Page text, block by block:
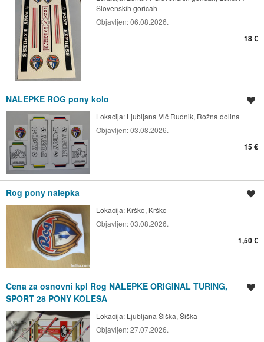
Slovenskih goricah
Objavljen:06.08.2026.
18 €
NALEPKE ROG pony kolo
Lokacija: Ljubljana Vič Rudnik, Rožna dolina
Objavljen:03.08.2026.
15 €
Rog pony nalepka
Lokacija: Krško, Krško
Objavljen:03.08.2026.
1,50 €
Cena za osnovni kpl Rog NALEPKE ORIGINAL TURING,
SPORT 28 PONY KOLESA
Lokacija: Ljubljana Šiška, Šiška
Objavljen:27.07.2026.